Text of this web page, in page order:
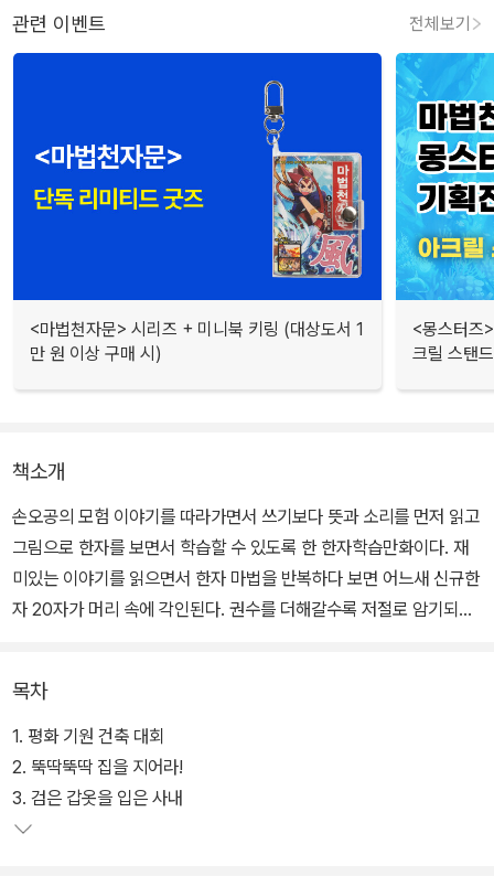
관련 이벤트 전체보기
<마법천자문> 시리즈 + 미니북 키링 (대상도서 1
만 원 이상 구매 시)
<몽스터즈
크릴 스탠드
책소개
손오공의 모험 이야기를 따라가면서 쓰기보다 뜻과 소리를 먼저 읽고
그림으로 한자를 보면서 학습할 수 있도록 한 한자학습만화이다. 재
미있는 이야기를 읽으면서 한자 마법을 반복하다 보면 어느새 신규한
자 20자가 머리 속에 각인된다. 권수를 더해갈수록 저절로 암기되는
나면 어휘능력도 부쩍 향상된다.
이번 개정판은 눈으로 한자를 읽고 입으로 뜻과 음을 외는 것에 그치
지 않고 직접 손으로 쓰는 기능까지 추가했다. 또 한자의 뜻을 오래 기
억하도록 AR 영상을 수록하였는데, AR 영상을 어린이들이 직접 연
목차
1. 평화 기원 건축 대회
2. 뚝딱뚝딱 집을 지어라!
3. 검은 갑옷을 입은 사내